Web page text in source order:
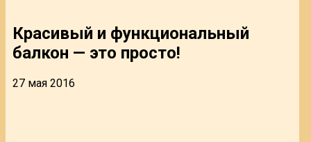
Красивый и функциональный
балкон — это просто!
27 мая 2016